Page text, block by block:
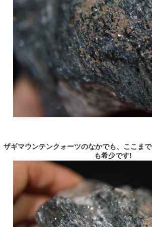
ザギマウンテンクォーツのなかでも、ここま
も希少です!